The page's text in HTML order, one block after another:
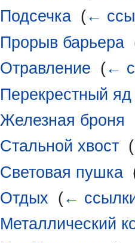
Подсечка‎ (←
Прорыв барьера‎
Отравление (←
Перекрестный яд
Железная броня
Стальной хвост‎ (
Световая пушка‎
Отдых (←
Металлический